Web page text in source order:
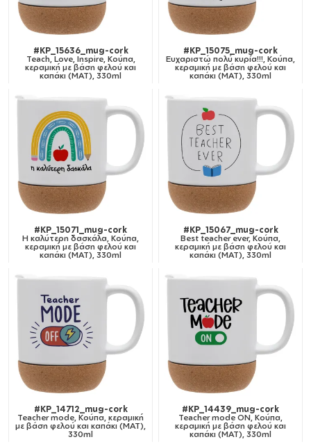
#KP_15636_mug-cork
Teach, Love, Inspire, Κούπα,
κεραμική με βάση φελού και
καπάκι (ΜΑΤ), 330ml
#KP_15075_mug-cork
Ευχαριστώ πολύ κυρία!!!, Κούπα,
κεραμική με βάση φελού και
καπάκι (ΜΑΤ), 330ml
#KP_15071_mug-cork
Η καλύτερη δασκάλα, Κούπα,
κεραμική με βάση φελού και
καπάκι (ΜΑΤ), 330ml
#KP_15067_mug-cork
Best teacher ever, Κούπα,
κεραμική με βάση φελού και
καπάκι (ΜΑΤ), 330ml
#KP_14712_mug-cork
Teacher mode, Κούπα, κεραμική
με βάση φελού και καπάκι (ΜΑΤ),
330ml
#KP_14439_mug-cork
Teacher mode ON, Κούπα,
κεραμική με βάση φελού και
καπάκι (ΜΑΤ), 330ml